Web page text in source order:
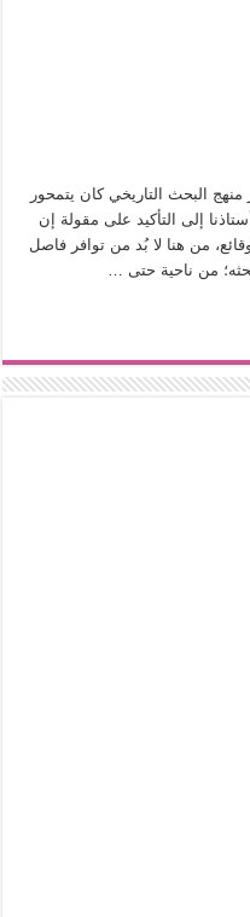
الرواية
البحث التاريخي كان يتمحور
إلى التأكيد على مقولة إن
من هنا لا بُد من توافر فاصل
من ناحية حتى …